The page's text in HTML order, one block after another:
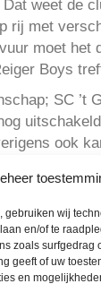
gebruiken wij
en/of te
zoals surfgedrag
geeft of uw
en
weet de
rij met
moet het
Boys
SC ’t
ook
uiteraard